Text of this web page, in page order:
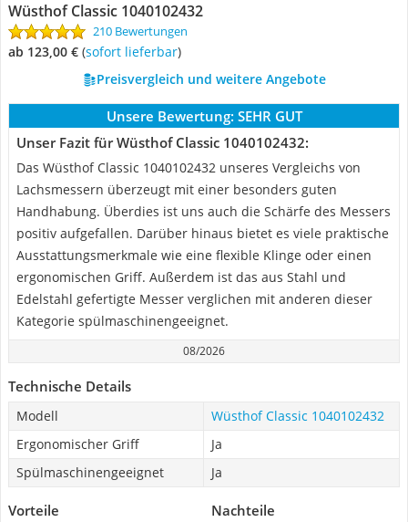
Wüsthof Classic 1040102432
210 Bewertungen
ab 123,00 € ( Sofort lieferbar)
Preisvergleich und weitere Angebote
Unsere Bewertung: SEHR GUT
Unser Fazit für Wüsthof Classic 1040102432:
Das Wüsthof Classic 1040102432 unseres Vergleichs von
Lachsmessern überzeugt mit einer besonders guten
Handhabung. Überdies ist uns auch die Schärfe des Messers
positiv aufgefallen. Darüber hinaus bietet es viele praktische
Ausstattungsmerkmale wie eine flexible Klinge oder einen
ergonomischen Griff. Außerdem ist das aus Stahl und
Edelstahl gefertigte Messer verglichen mit anderen dieser
Kategorie spülmaschinengeeignet.
08/2026
Technische Details
Modell
Wüsthof Classic 1040102432
Ergonomischer Griff
Ja
Spülmaschinengeeignet
Ja
Vorteile Nachteile